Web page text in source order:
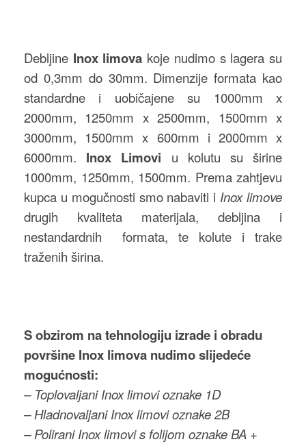
Debljine Inox limova koje nudimo s lagera su
od 0,3mm do 30mm. Dimenzije formata kao
standardne i uobičajene su 1000mm x
2000mm, 1250mm x 2500mm, 1500mm x
3000mm, 1500mm x 600mm i 2000mm x
6000mm. Inox Limovi u kolutu su širine
1000mm, 1250mm, 1500mm. Prema zahtjevu
kupca u mogučnosti smo nabaviti i Inox limove
drugih kvaliteta materijala, debljina i
nestandardnih formata, te kolute i trake
traženih širina.
S obzirom na tehnologiju izrade i obradu
površine Inox limova nudimo slijedeće
mogućnosti:
– Toplovaljani Inox limovi oznake 1D
– Hladnovaljani Inox limovi oznake 2B
– Polirani Inox limovi s folijom oznake BA +